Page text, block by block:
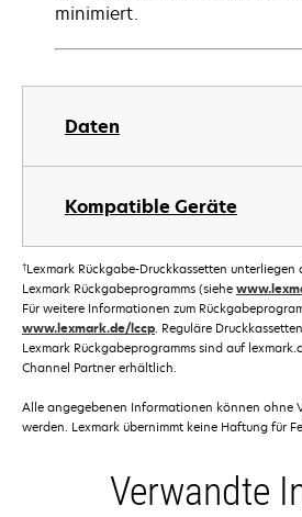
Daten
Kompatible Geräte
minimiert.
†Lexmark Rückgabe-Druckkassetten unterliegen
Lexmark Rückgabeprogramms (siehe
Für weitere Informationen zum
www.lexmark.de/lccp. Reguläre
Lexmark Rückgabeprogramms sind auf
Channel Partner erhältlich.
Alle angegebenen Informationen können ohne
werden. Lexmark übernimmt keine Haftung für
Verwandte